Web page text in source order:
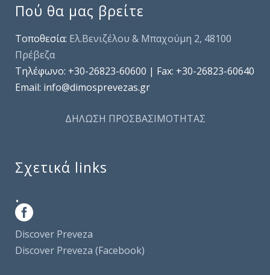
Πού θα μας βρείτε
Τοποθεσία: Ελ.Βενιζέλου & Μπαχούμη 2, 48100
Πρέβεζα
Τηλέφωνo: +30-26823-60600 | Fax: +30-26823-60640
Email: info@dimosprevezas.gr
ΔΗΛΩΣΗ ΠΡΟΣΒΑΣΙΜΟΤΗΤΑΣ
Σχετικά links
.
Discover Preveza
Discover Preveza (Facebook)